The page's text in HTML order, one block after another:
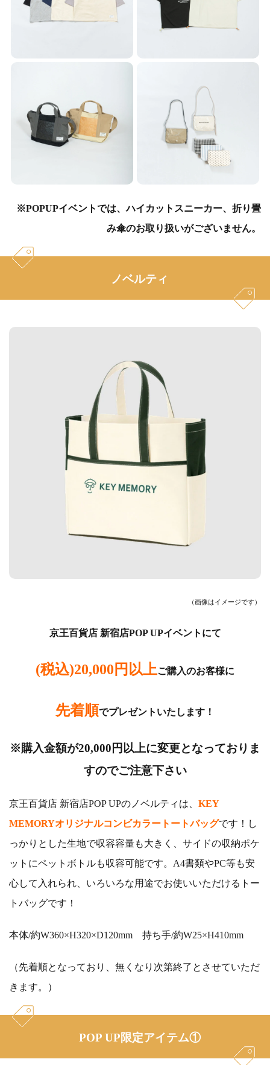
※POPUPイベントでは、ハイカットスニーカー、折り畳
み傘のお取り扱いがございません。
ノベルティ
（画像はイメージです）
京王百貨店 新宿店POP UPイベントにて
(税込)20,000円以上ご購入のお客様に
先着順でプレゼントいたします！
※購入金額が20,000円以上に変更となっておりま
すのでご注意下さい
京王百貨店 新宿店POP UPのノベルティは、 KEY
MEMORYオリジナルコンビカラートートバッグです！し
っかりとした生地で収容容量も大きく、サイドの収納ポケ
ットにペットボトルも収容可能です。A4書類やPC等も安
心して入れられ、いろいろな用途でお使いいただけるトー
トバッグです！
本体/約W360×H320×D120mm 持ち手/約W25×H410mm
（先着順となっており、無くなり次第終了とさせていただ
きます。）
POP UP限定アイテム①